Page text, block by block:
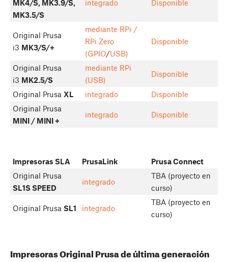
MK4/S, MK3.9/S,
MK3.5/S
integrado Disponible
Original Prusa
i3 MK3/S/+
mediante RPi /
RPi Zero
(GPIO/USB)
Disponible
Original Prusa
i3 MK2.5/S
mediante RPi
(USB)
Disponible
Original Prusa XL integrado
Disponible
Original Prusa
MINI / MINI +
integrado Disponible
Impresoras SLA PrusaLink
Prusa Connect
Original Prusa
SL1S SPEED
integrado
TBA (proyecto en
curso)
Original Prusa SL1 integrado
TBA (proyecto en
curso)
Impresoras Original Prusa de última generación